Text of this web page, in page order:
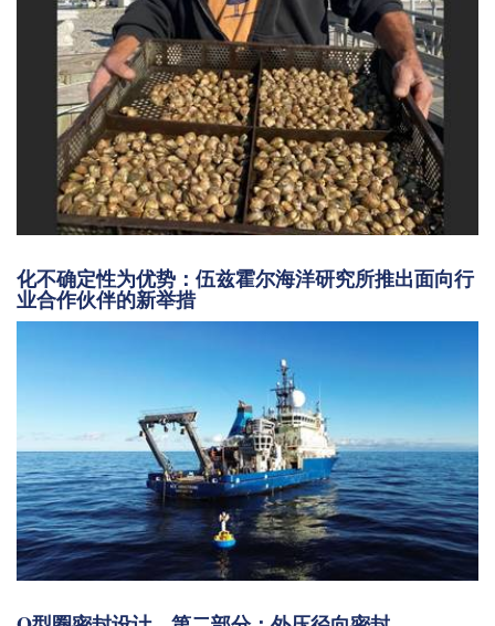
化不确定性为优势：伍兹霍尔海洋研究所推出面向行
业合作伙伴的新举措